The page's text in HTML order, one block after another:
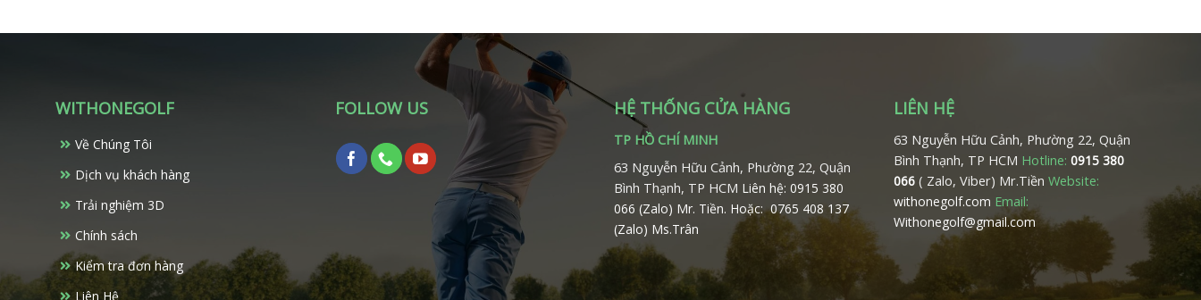
WITHONEGOLF
Về Chúng Tôi
Dịch vụ khách hàng
Trải nghiệm 3D
Chính sách
Kiểm tra đơn hàng
Liên Hệ
FOLLOW US HỆ THỐNG CỬA HÀNG
TP HỒ CHÍ MINH
63 Nguyễn Hữu Cảnh, Phường 22, Quận
Bình Thạnh, TP HCM Liên hệ: 0915 380
066 (Zalo) Mr. Tiền. Hoặc: 0765 408 137
(Zalo) Ms.Trân
LIÊN HỆ
63 Nguyễn Hữu Cảnh, Phường 22, Quận
Bình Thạnh, TP HCM Hotline: 0915 380
066( Zalo, Viber) Mr.Tiền Website:
withonegolf.com Email:
Withonegolf@gmail.com